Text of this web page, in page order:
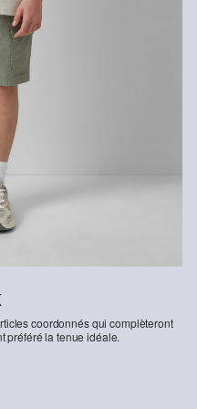
provenant de sources
sont cultivées de
nos produits en coton,
la mission de Better
à se maintenir et à
l’environnement. Better
sur les plans social,
les agriculteurs et
plus durables. Ce produit est
; il est donc possible qu’il ne
group.com
coordonnés qui complèteront
préféré la tenue idéale.